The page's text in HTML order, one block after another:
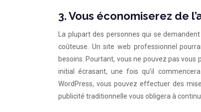
3. Vous économiserez de
La plupart des personnes qui se
coûteuse. Un site web professionnel
besoins. Pourtant, vous ne pouvez pas
initial écrasant, une fois qu’il
WordPress, vous pouvez effectuer des
publicité traditionnelle vous obligera à